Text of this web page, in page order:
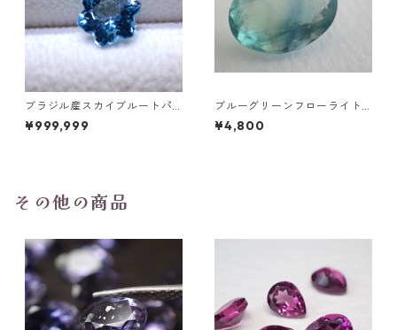
ブラジル産スカイブルートパ
ーズ スノーフレークカットル
ース 1.5ct 7.0mm*7.0mm*4.
¥999,999
ブルーグリーンフローライト
オーバルカットルース 10.2ct
15.4mm*11.1mm*8.0mm
¥4,800
その他の商品